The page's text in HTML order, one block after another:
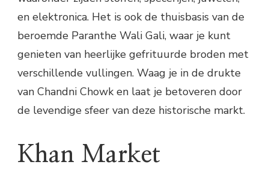
en elektronica. Het is ook de thuisbasis van de
beroemde Paranthe Wali Gali, waar je kunt
genieten van heerlijke gefrituurde broden met
verschillende vullingen. Waag je in de drukte
van Chandni Chowk en laat je betoveren door
de levendige sfeer van deze historische markt.
Khan Market